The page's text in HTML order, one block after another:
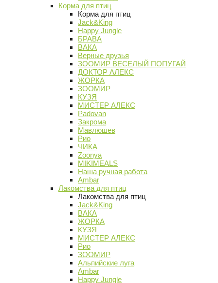
Корма для птиц
Корма для птиц
Jack&King
Happy Jungle
БРАВА
ВАКА
Верные друзья
ЗООМИР ВЕСЕЛЫЙ ПОПУГАЙ
ДОКТОР АЛЕКС
ЖОРКА
ЗООМИР
КУЗЯ
МИСТЕР АЛЕКС
Padovan
Закрома
Мавлюшев
Рио
ЧИКА
Zoonya
MIKIMEALS
Наша ручная работа
Ambar
Лакомства для птиц
Лакомства для птиц
Jack&King
ВАКА
ЖОРКА
КУЗЯ
МИСТЕР АЛЕКС
Рио
ЗООМИР
Альпийские луга
Ambar
Happy Jungle